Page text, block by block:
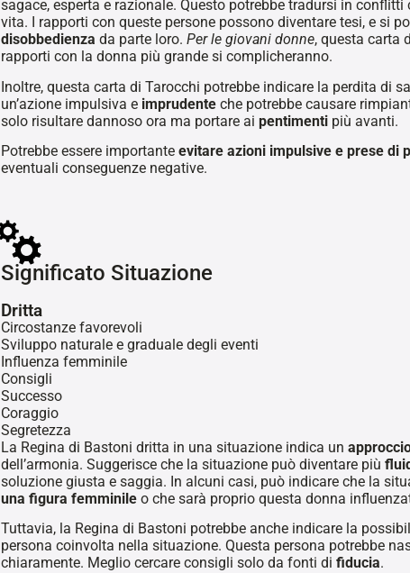
sagace, esperta e razionale. Questo potrebbe tradursi in conflitti
vita. I rapporti con queste persone possono diventare tesi, e si
disobbedienza da parte loro. Per le giovani donne, questa carta
rapporti con la donna più grande si complicheranno.
Inoltre, questa carta di Tarocchi potrebbe indicare la perdita di
un’azione impulsiva e imprudenteche potrebbe causare
solo risultare dannoso ora ma portare ai pentimentipiù avanti.
Potrebbe essere importante evitare azioni impulsive e prese di
eventuali conseguenze negative.
Significato Situazione
Dritta
Circostanze favorevoli
Sviluppo naturale e graduale degli eventi
Influenza femminile
Consigli
Successo
Coraggio
Segretezza
La Regina di Bastoni dritta in una situazione indica un
dell’armonia. Suggerisce che la situazione può diventare più
soluzione giusta e saggia. In alcuni casi, può indicare che la
una figura femminileo che sarà proprio questa donna
Tuttavia, la Regina di Bastoni potrebbe anche indicare la
persona coinvolta nella situazione. Questa persona potrebbe
chiaramente. Meglio cercare consigli solo da fonti di fiducia.